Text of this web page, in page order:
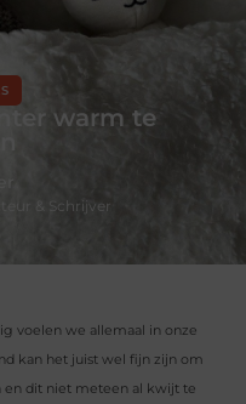
warm te
& Schrijver
voelen we allemaal in onze
kan het juist wel fijn zijn om
en dit niet meteen al kwijt te